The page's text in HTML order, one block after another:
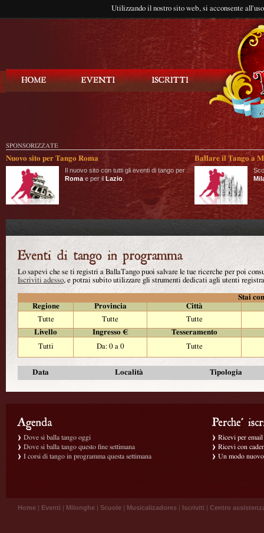
Utilizzando il nostro sito web, si acconsente
SPONSORIZZATE
Nuovo sito per Tango Roma
Il nuovo sito con tutti gli eventi di tango per
Roma e per il Lazio
Ballare il Tango a
Lo sapevi che se ti registri a BallaTango puoi salvare le tue ricerche per poi
Iscriviti adesso, e potrai subito utilizzare gli strumenti dedicati agli utenti
Stai
Regione
Provincia
Città
Tutte
Tutte
Tutte
Livello
Ingresso €
Tesseramento
Tutti
Da: 0 a 0 Tutte
Data Località Tipologia
Dove si balla tango oggi
Dove si balla tango questo fine settimana
I corsi di tango in programma questa settimana
Ricevi per
Ricevi con
Un modo
Home | Eventi | Milonghe | Scuole | Musicalizadores | Iscriviti | Centro